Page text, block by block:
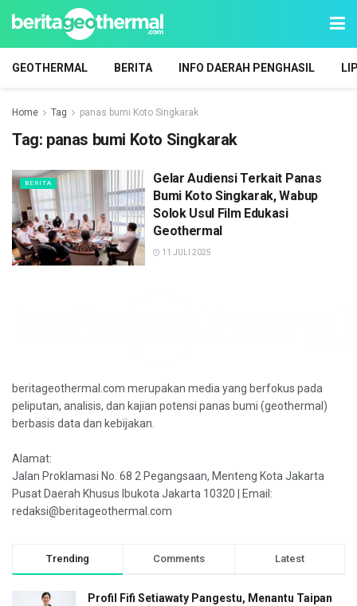
GEOTHERMAL BERITA INFO DAERAH PENGHASIL
Home Tag panas bumi Koto Singkarak
Tag: panas bumi Koto Singkarak
BERITA
Gelar Audiensi Terkait Panas
Bumi Koto Singkarak, Wabup
Solok Usul Film Edukasi
Geothermal
11 JULI 2025
beritageothermal.com merupakan media yang berfokus pada
peliputan, analisis, dan kajian potensi panas bumi (geothermal)
berbasis data dan kebijakan.
Alamat:
Jalan Proklamasi No. 68 2 Pegangsaan, Menteng Kota Jakarta
Pusat Daerah Khusus Ibukota Jakarta 10320 | Email:
redaksi@beritageothermal.com
Trending Comments Latest
Profil Fifi Setiawaty Pangestu, Menantu Taipan